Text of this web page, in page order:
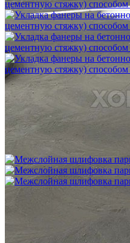
Укладка фанеры на
цементную стяжку) способом